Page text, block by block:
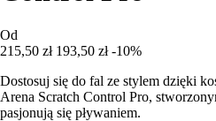
Od
215,50 zł 193,50 zł -10%
Dostosuj się do fal ze stylem dzięki
Arena Scratch Control Pro,
pasjonują się pływaniem.